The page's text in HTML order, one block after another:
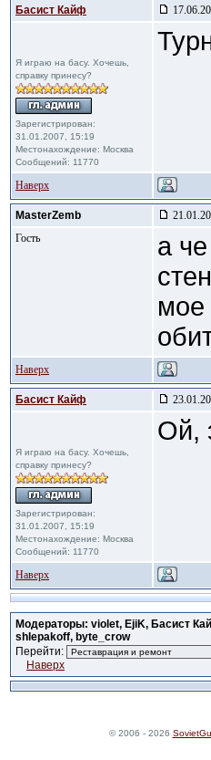
Басист Кайф
Я играю на басу. Хочешь,
справку принесу?
Зарегистрирован:
31.01.2007, 15:19
Местонахождение: Москва
Сообщений: 11770
Наверх
MasterZemb
Гость
а
мое
Наверх
Басист Кайф
Я играю на басу. Хочешь,
справку принесу?
Зарегистрирован:
31.01.2007, 15:19
Местонахождение: Москва
Сообщений: 11770
Ой,
Наверх
Модераторы: violet, EjiK, Басист
shlepakoff, byte_crow
Перейти:
Наверх
© 2006 - 2026